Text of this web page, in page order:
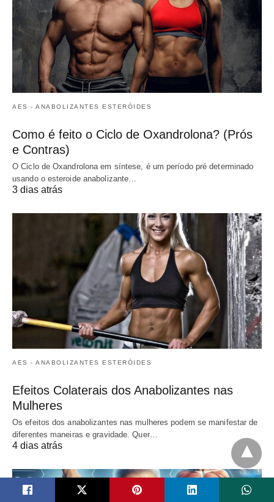
AES - ANABOLIZANTES ESTERÓIDES
Como é feito o Ciclo de Oxandrolona? (Prós
e Contras)
O Ciclo de Oxandrolona em síntese, é um período pré determinado
usando o esteroide anabolizante…
3 dias atrás
AES - ANABOLIZANTES ESTERÓIDES
Efeitos Colaterais dos Anabolizantes nas
Mulheres
Os efeitos dos anabolizantes nas mulheres podem se manifestar de
diferentes maneiras e gravidade. Quer…
4 dias atrás